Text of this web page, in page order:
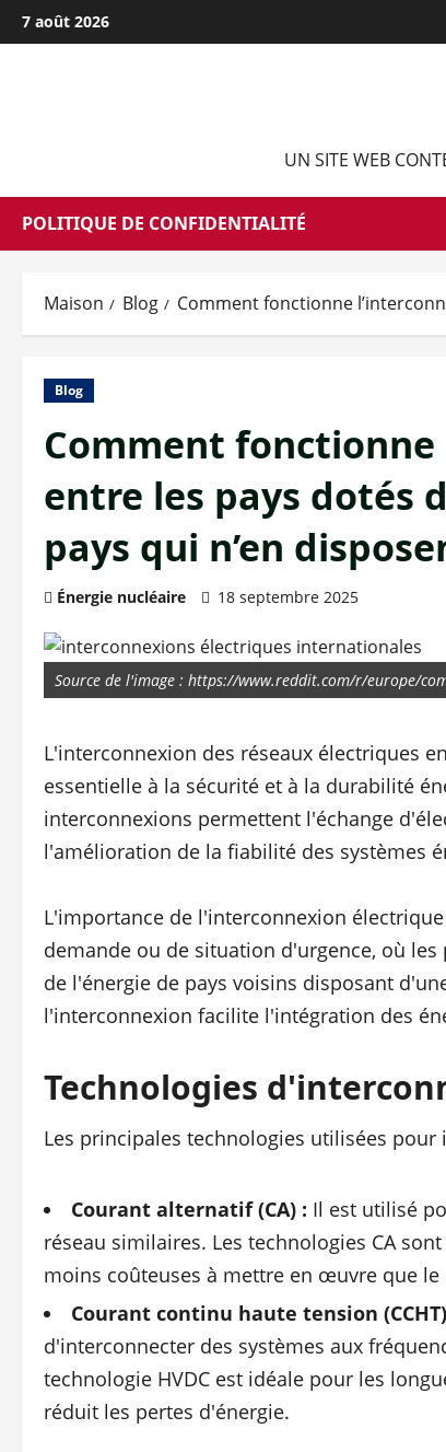
Passer
au
7 août 2026
UN SITE WEB
POLITIQUE DE CONFIDENTIALITÉ
Maison Blog Comment fonctionne
Blog
Comment
entre les pays dotés
pays qui n’en
Énergie nucléaire 18 septembre 2025
Source de l'image : https://www.reddit.com/r/europe/
L'interconnexion des réseaux électriques
essentielle à la sécurité et à la durabilité
interconnexions permettent l'échange
l'amélioration de la fiabilité des systèmes
L'importance de l'interconnexion
demande ou de situation d'urgence, où
de l'énergie de pays voisins disposant
l'interconnexion facilite l'intégration des
Technologies
Les principales technologies utilisées
Courant alternatif (CA) : Il est utilisé
réseau similaires. Les technologies CA
moins coûteuses à mettre en œuvre que le
Courant continu haute tension
d'interconnecter des systèmes aux
technologie HVDC est idéale pour les
réduit les pertes d'énergie.